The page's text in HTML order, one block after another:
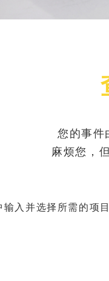
您的事件
麻烦您，
入并选择所需的项